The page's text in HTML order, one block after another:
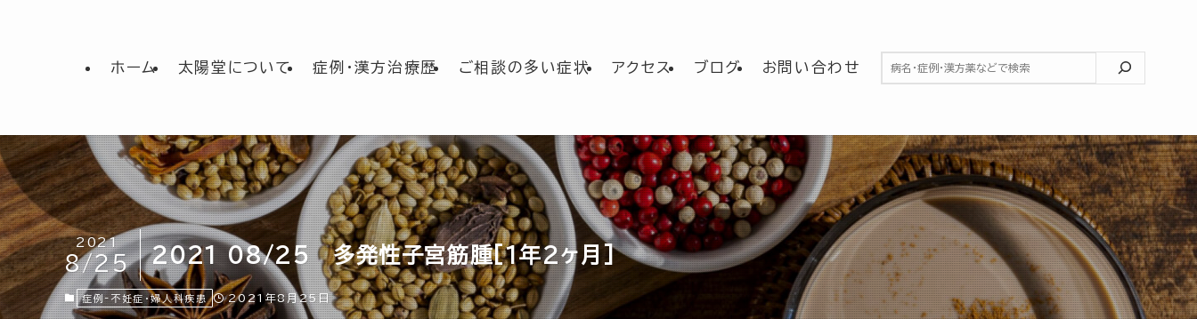
ホーム 太陽堂について 症例・漢方治療歴 ご相談の多い症状 アクセス ブログ お問い合わせ 検索
2021 08/25 多発性子宮筋腫[1年2ヶ月]
2021
8/25
症例-不妊症・婦人科疾患 2021年8月25日